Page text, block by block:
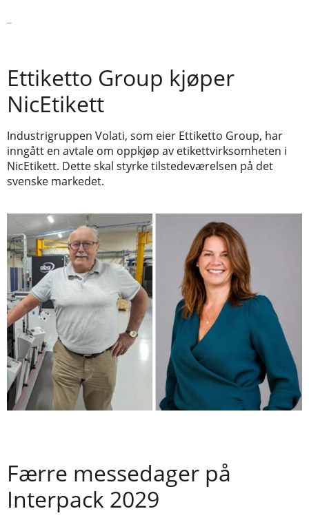
Ettiketto Group kjøper
NicEtikett
Industrigruppen Volati, som eier Ettiketto Group, har
inngått en avtale om oppkjøp av etikettvirksomheten i
NicEtikett. Dette skal styrke tilstedeværelsen på det
svenske markedet.
Færre messedager på
Interpack 2029